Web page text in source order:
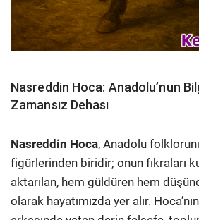
Nasreddin Hoca: Anadolu’nun
Zamansız Dehası
Nasreddin Hoca, Anadolu
figürlerinden biridir; onun fıkraları
aktarılan, hem güldüren hem
olarak hayatımızda yer alır.